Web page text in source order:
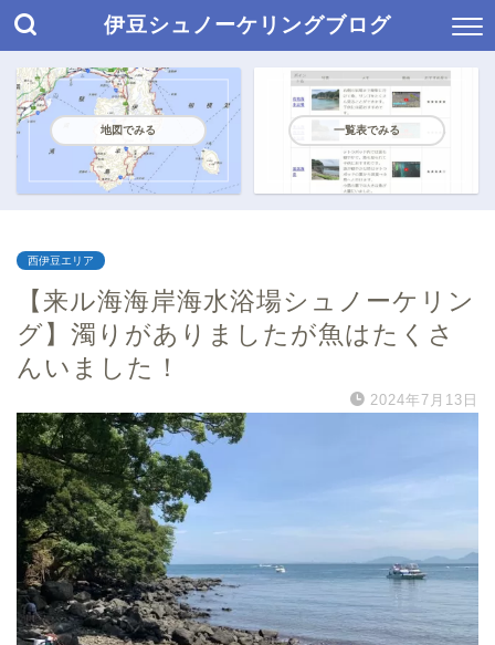
伊豆シュノーケリングブログ
地図でみる 一覧表でみる
西伊豆エリア
【来ル海海岸海水浴場シュノーケリン
グ】濁りがありましたが魚はたくさ
んいました！
2024年7月13日